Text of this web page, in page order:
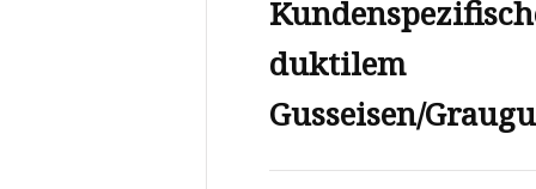
duktilem
Gusseisen/